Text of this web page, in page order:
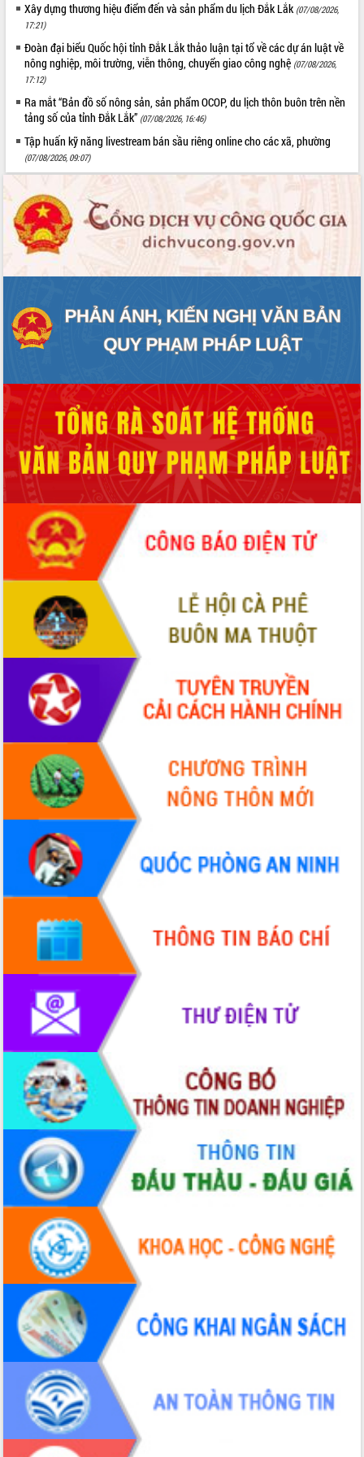
Hội thảo khoa học “Giải pháp thúc đẩy
phát triển nền kinh tế xanh tại tỉnh
Đắk Lắk”
Tăng cường giám sát, đôn đốc thực
hiện nhiệm vụ quản lý tài sản công
hàng tuần
Tháo gỡ những vướng mắc, đẩy mạnh
công tác cải cách thủ tục hành chính
tại Trung tâm Phục vụ hành chính
công tỉnh
Đắk Lắk: Tôn vinh 46 giải pháp tại Hội
thi Sáng tạo Kỹ thuật 2024 - 2025
Đắk Lắk rà soát, điều chỉnh Đề án 190
về phát triển nuôi trồng thủy sản
Phó Chủ tịch UBND tỉnh Đắk Lắk
Trương Công Thái kiểm tra thực địa
Thuột
Định vị cà phê Việt Nam như một “di
sản sống” trong dòng chảy toàn cầu
sống người dân từ những mô hình thiết
thực
Quyết liệt tháo gỡ vướng mắc, đẩy
nhanh tiến độ các dự án trọng điểm
trong Khu kinh tế Nam Phú Yên
Hòn Yến phát triển du lịch gắn với bảo
tồn biển
Lấy ý kiến điều chỉnh Quy hoạch tỉnh
Đắk Lắk thời kỳ 2021-2030, tầm nhìn
đến năm 2050
Phát động chiến dịch 30 ngày đêm
giải phóng mặt bằng Tuyến đường bộ
ven biển
Đắk Lắk nỗ lực thúc đẩy tăng trưởng
kinh tế từ 10% trở lên trong Quý
Đắk Lắk ký kết thỏa thuận hợp tác về
chuyển đổi số giai đoạn 2026 – 2030
với Tập đoàn Bưu chính Viễn thông
Việt Nam
Thứ trưởng Bộ Y tế làm việc với tỉnh
Đắk Lắk về phát triển nhân lực y tế
cho trạm y tế cấp xã
Du lịch Đắk Lắk nâng tầm trải nghiệm
du khách thông qua Hệ thống cơ sở dữ
liệu và Bản đồ số
Tập huấn ứng dụng trí tuệ nhân tạo (AI)
trong thương mại điện tử năm 2026
Đoàn đại biểu Quốc hội tỉnh Đắk Lắk
trao đổi thông tin trước Kỳ họp thứ
nhất, Quốc hội khóa XVI
Quyết liệt cải cách hành chính, khơi
thông nguồn lực phát triển
Nâng cao hiệu lực, hiệu quả HĐND
tỉnh thông qua hiện đại hóa hành chính
Xã Ea Phê gắn cải cách hành chính với
chuyển đổi số
Phó Chủ tịch Thường trực UBND tỉnh
Hồ Thị Nguyên Thảo làm việc tại Trung
tâm Phục vụ hành chính công xã Ea
Phê
Xây dựng nền hành chính số đồng
hành cùng nông dân dân, doanh nghiệp
Giai đoạn 2026-2030, Đắk Lắk phấn
đấu có 77% xã đạt chuẩn nông thôn
mới
Chuyển đổi số 'mở đường' cho nông
nghiệp Đắk Lắk tăng trưởng bứt phá
Triển khai đồng bộ đo đạc, lập hồ sơ
địa chính, hoàn thiện cơ sở dữ liệu đất
Ứng dụng sinh trắc học - Bước tiến
trong hành trình chuyển đổi số tại Đắk
Lắk
Đắk Lắk nâng cao hiệu quả công tác
Đảng từ Sổ tay đảng viên điện tử
Đắk Lắk đẩy mạnh nuôi biển công
nghệ, hướng tới phát triển thủy sản
bền vững
Tập huấn nâng cao năng lực triển khai
chuyển đổi số cho cán bộ, công chức
Xây dựng thương hiệu điểm đến và sản phẩm du lịch Đắk Lắk (07/08/2026,
17:21)
Đoàn đại biểu Quốc hội tỉnh Đắk Lắk thảo luận tại tổ về các dự án luật về
nông nghiệp, môi trường, viễn thông, chuyển giao công nghệ (07/08/2026,
17:12)
Ra mắt “Bản đồ số nông sản, sản phẩm OCOP, du lịch thôn buôn trên nền
tảng số của tỉnh Đắk Lắk” (07/08/2026, 16:46)
Tập huấn kỹ năng livestream bán sầu riêng online cho các xã, phường
(07/08/2026, 09:07)